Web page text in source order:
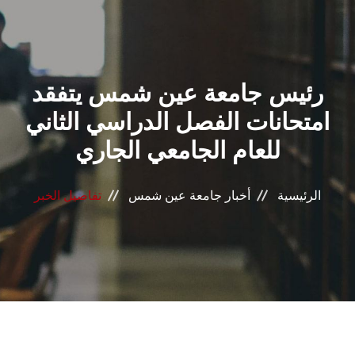
القطاعـات
الشئون الأكاديمية
البحث العلمي
المراكز والوحدات
الأنظمة الذكية
رئيس جامعة عين شمس يتفقد
امتحانات الفصل الدراسي الثاني
للعام الجامعي الجاري
الرئيسية أخبار جامعة عين شمس تفاصيل الخبر